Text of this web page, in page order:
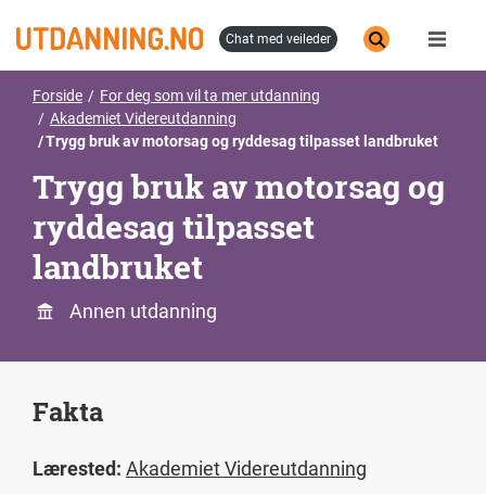
til
hovedinnhold
chat med veileder
Forside
For deg som vil ta mer utdanning
Akademiet Videreutdanning
Trygg bruk av motorsag og ryddesag tilpasset landbruket
Trygg bruk av motorsag og
ryddesag tilpasset
landbruket
Annen utdanning
Fakta
Lærested: Akademiet Videreutdanning